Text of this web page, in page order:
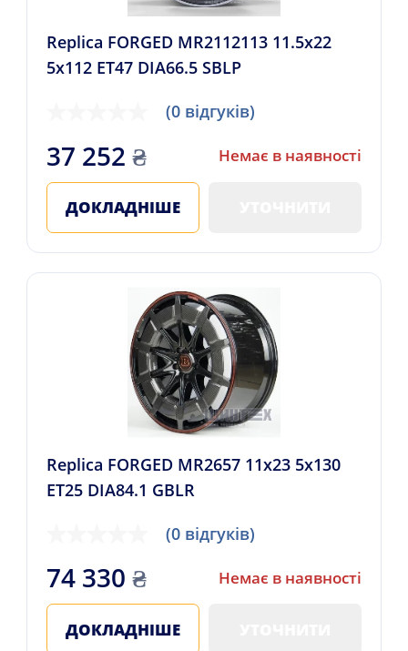
Replica FORGED MR2112113 11.5x22
5x112 ET47 DIA66.5 SBLP
(0 відгуків)
37 252 ₴ Немає в наявності
ДОКЛАДНІШЕ
Replica FORGED MR2657 11x23 5x130
ET25 DIA84.1 GBLR
(0 відгуків)
74 330 ₴ Немає в наявності
ДОКЛАДНІШЕ